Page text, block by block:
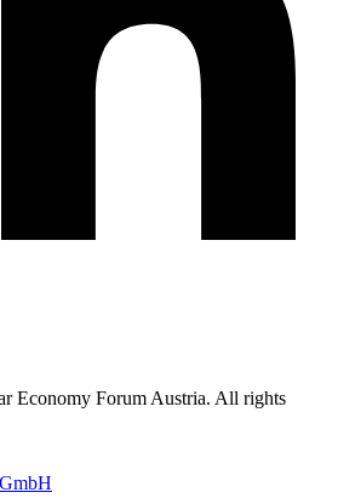
Economy Forum Austria. All rights